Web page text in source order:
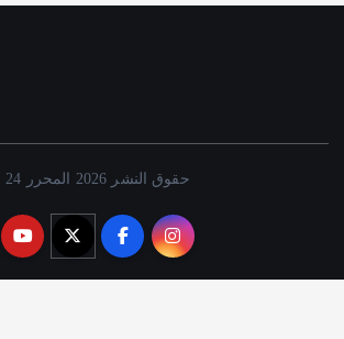
حقوق النشر 2026 المحرر 24